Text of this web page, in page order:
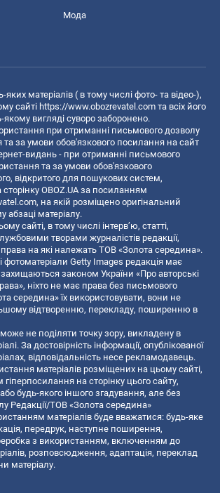
Мода
матеріалів ( в тому числі фото- та відео-),
сайті https://www.obozrevatel.com та всіх його
якому вигляді суворо заборонено.
при отриманні письмового дозволу
та за умови обов'язкового посилання на сайт
видань - при отриманні письмового
та за умови обов'язкового
відкритого для пошукових систем,
OBOZ.UA за посиланням
, на якій розміщено оригінальний
абзаці матеріалу.
сайті, в тому числі інтерв’ю, статті,
творами журналістів редакції,
на які належать ТОВ «Золота середина».
фотоматеріали Getty Images редакція має
захищаються законом України «Про авторські
ніхто не має права без письмового
середина» їх використовувати, вони не
відтворенню, перекладу, поширенню в
може не поділяти точку зору, викладену в
За достовірність інформації, опублікованої
відповідальність несе рекламодавець.
матеріалів розміщених на цьому сайті,
гіперпосилання на сторінку цього сайту,
будь-якого іншого згадування, але без
Редакції/ТОВ «Золота середина»
матеріалів буде вважатися: будь-яке
передрук, наступне поширення,
з використанням, включенням до
розповсюдження, адаптація, переклад
матеріалу.